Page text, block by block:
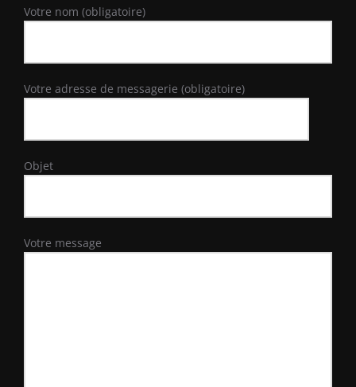
Votre nom (obligatoire)
Votre adresse de messagerie (obligatoire)
Objet
Votre message